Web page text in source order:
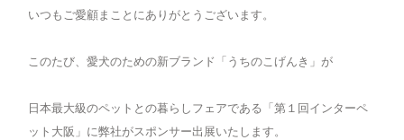
いつもご愛顧まことにありがとうございます。
このたび、愛犬のための新ブランド「うちのこげんき」が
日本最大級のペットとの暮らしフェアである「第１回インターペ
ット大阪」に弊社がスポンサー出展いたします。